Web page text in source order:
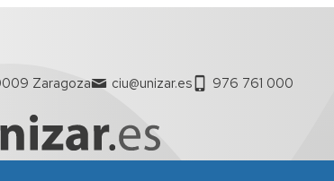
Zaragoza ciu@unizar.es 976 761 000